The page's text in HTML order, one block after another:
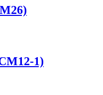
1)